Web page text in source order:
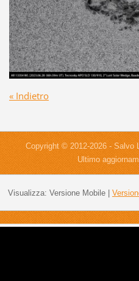
« Indietro
Copyright © 2012-2026 - Salvo
Ultimo
Visualizza: Versione Mobile|